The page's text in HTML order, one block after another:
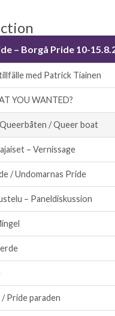
– Borgå Pride 10-
med Patrick Tiainen
YOU WANTED?
/ Queer boat
– Vernissage
/ Undomarnas Pride
– Paneldiskussion
Pride paraden